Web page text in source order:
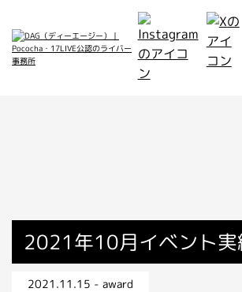
所属ライバー
インタビュー
2021年10月イベント実
2021.11.15 - award